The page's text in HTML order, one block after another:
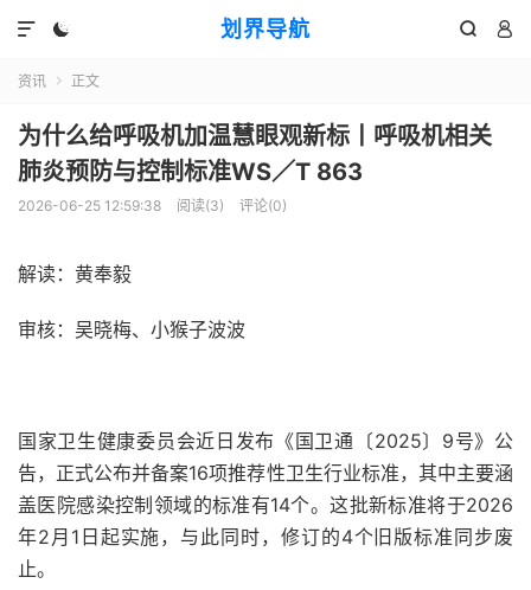
划界导航
  

资讯  正文
为什么给呼吸机加温慧眼观新标丨呼吸机相关
肺炎预防与控制标准WS／T 863
2026-06-25 12:59:38 阅读(3) 评论(0)
​​解读：黄奉毅
审核：吴晓梅、小猴子波波
国家卫生健康委员会近日发布《国卫通〔2025〕9号》公
告，正式公布并备案16项推荐性卫生行业标准，其中主要涵
盖医院感染控制领域的标准有14个。这批新标准将于2026
年2月1日起实施，与此同时，修订的4个旧版标准同步废
止。